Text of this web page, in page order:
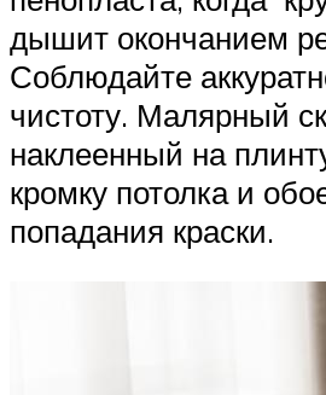
дышит окончанием
Соблюдайте
чистоту. Малярный
наклеенный на
кромку потолка и
попадания краски.